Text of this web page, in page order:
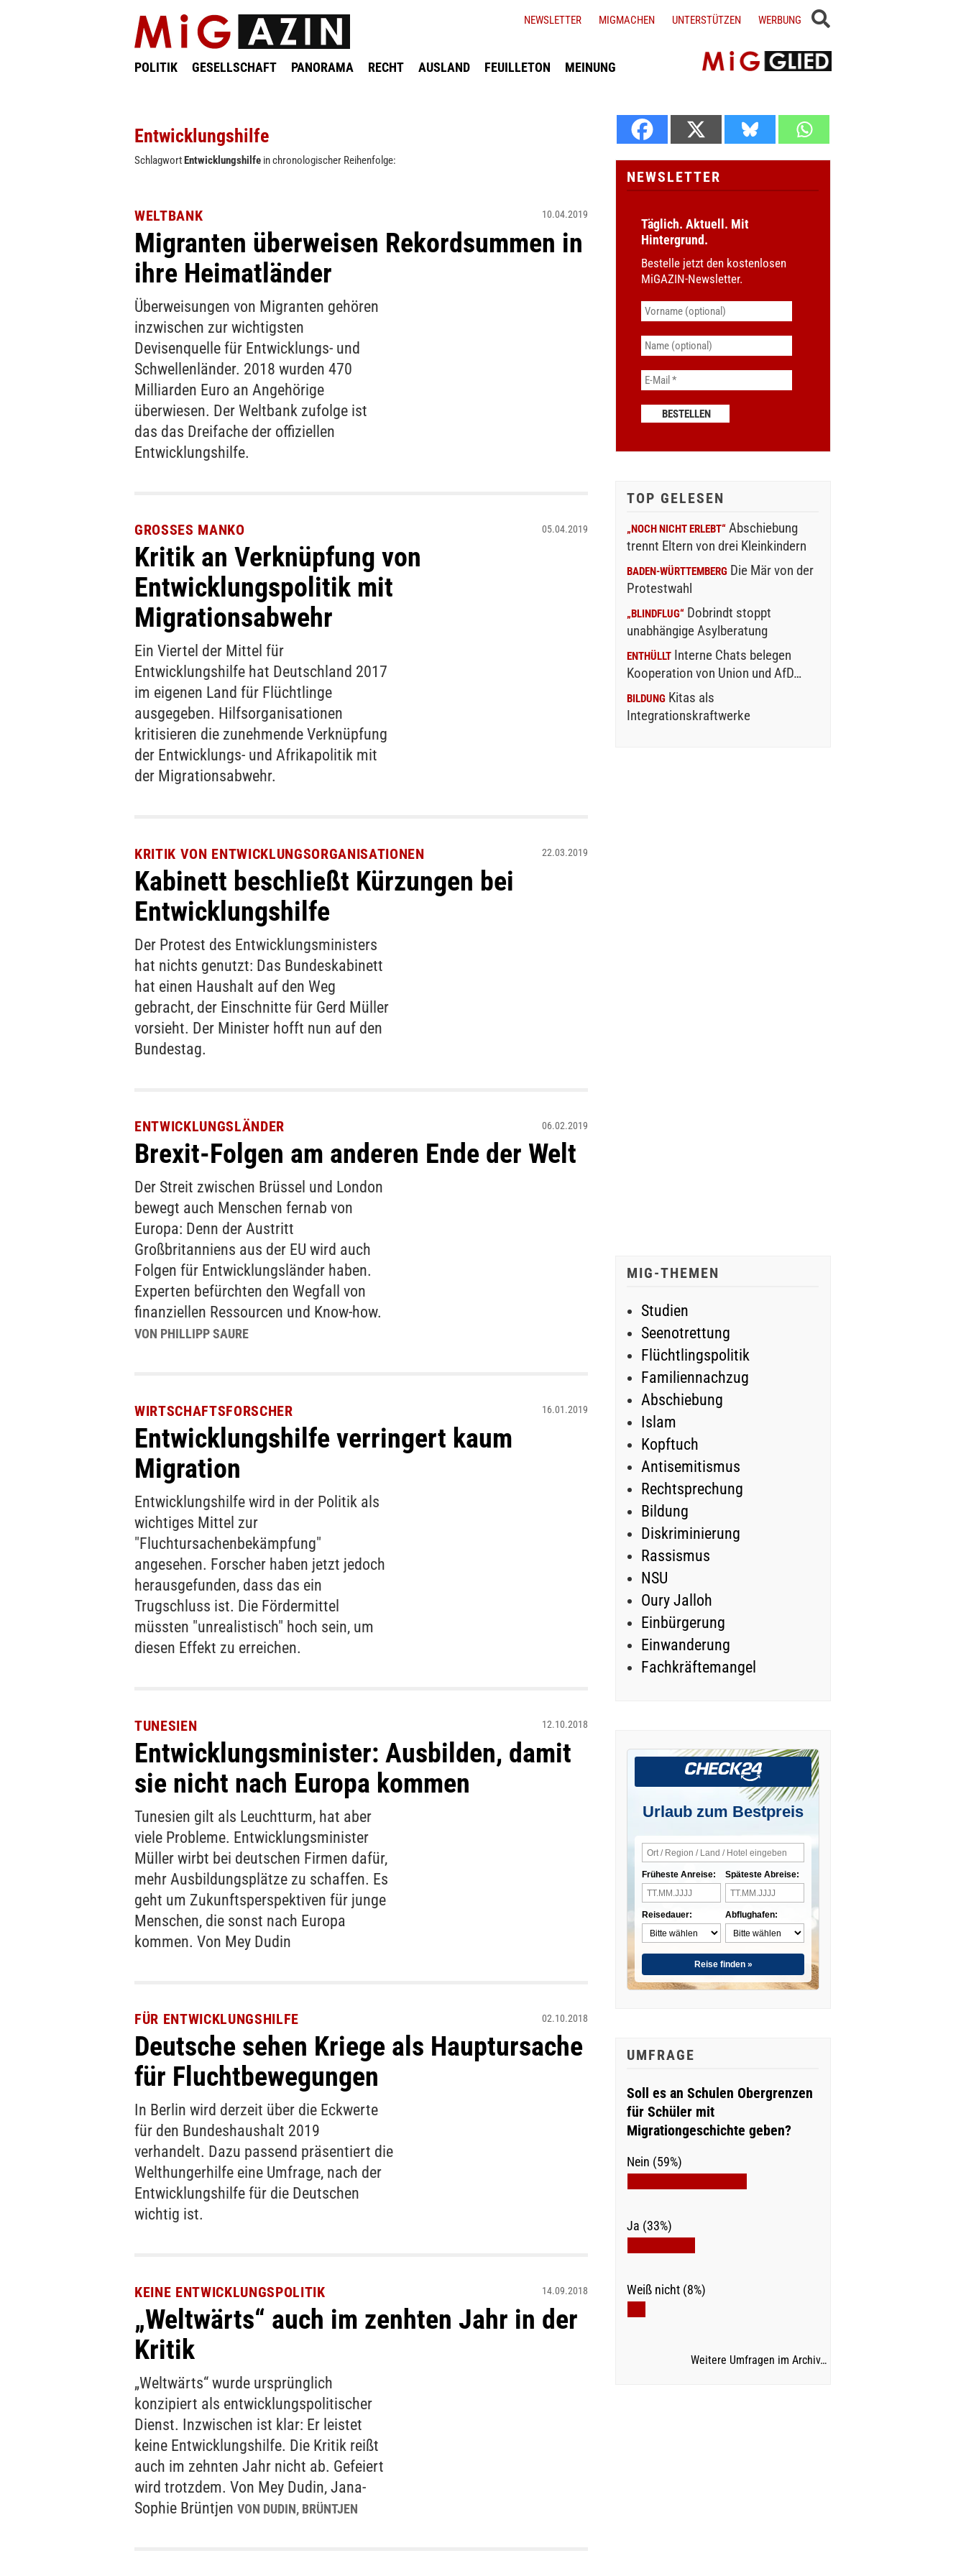
POLITIK GESELLSCHAFT PANORAMA RECHT AUSLAND FEUILLETON MEINUNG
NEWSLETTER MIGMACHEN UNTERSTÜTZEN WERBUNG
Entwicklungshilfe
SchlagwortEntwicklungshilfe in chronologischer Reihenfolge:
WELTBANK
Migranten überweisen Rekordsummen in
ihre Heimatländer
10.04.2019
Überweisungen von Migranten gehören
inzwischen zur wichtigsten
Devisenquelle für Entwicklungs- und
Schwellenländer. 2018 wurden 470
Milliarden Euro an Angehörige
überwiesen. Der Weltbank zufolge ist
das das Dreifache der offiziellen
Entwicklungshilfe.
GROSSES MANKO
Kritik an Verknüpfung von
Entwicklungspolitik mit
Migrationsabwehr
05.04.2019
Ein Viertel der Mittel für
Entwicklungshilfe hat Deutschland 2017
im eigenen Land für Flüchtlinge
ausgegeben. Hilfsorganisationen
kritisieren die zunehmende Verknüpfung
der Entwicklungs- und Afrikapolitik mit
der Migrationsabwehr.
KRITIK VON ENTWICKLUNGSORGANISATIONEN
Kabinett beschließt Kürzungen bei
Entwicklungshilfe
22.03.2019
Der Protest des Entwicklungsministers
hat nichts genutzt: Das Bundeskabinett
hat einen Haushalt auf den Weg
gebracht, der Einschnitte für Gerd Müller
vorsieht. Der Minister hofft nun auf den
Bundestag.
ENTWICKLUNGSLÄNDER
Brexit-Folgen am anderen Ende der Welt
06.02.2019
Der Streit zwischen Brüssel und London
bewegt auch Menschen fernab von
Europa: Denn der Austritt
Großbritanniens aus der EU wird auch
Folgen für Entwicklungsländer haben.
Experten befürchten den Wegfall von
finanziellen Ressourcen und Know-how.
VON PHILLIPP SAURE
WIRTSCHAFTSFORSCHER
Entwicklungshilfe verringert kaum
Migration
16.01.2019
Entwicklungshilfe wird in der Politik als
wichtiges Mittel zur
"Fluchtursachenbekämpfung"
angesehen. Forscher haben jetzt jedoch
herausgefunden, dass das ein
Trugschluss ist. Die Fördermittel
müssten "unrealistisch" hoch sein, um
diesen Effekt zu erreichen.
TUNESIEN
Entwicklungsminister: Ausbilden, damit
sie nicht nach Europa kommen
12.10.2018
Tunesien gilt als Leuchtturm, hat aber
viele Probleme. Entwicklungsminister
Müller wirbt bei deutschen Firmen dafür,
mehr Ausbildungsplätze zu schaffen. Es
geht um Zukunftsperspektiven für junge
Menschen, die sonst nach Europa
kommen. Von Mey Dudin
FÜR ENTWICKLUNGSHILFE
Deutsche sehen Kriege als Hauptursache
für Fluchtbewegungen
02.10.2018
In Berlin wird derzeit über die Eckwerte
für den Bundeshaushalt 2019
verhandelt. Dazu passend präsentiert die
Welthungerhilfe eine Umfrage, nach der
Entwicklungshilfe für die Deutschen
wichtig ist.
KEINE ENTWICKLUNGSPOLITIK
„Weltwärts“ auch im zenhten Jahr in der
Kritik
14.09.2018
„Weltwärts“ wurde ursprünglich
konzipiert als entwicklungspolitischer
Dienst. Inzwischen ist klar: Er leistet
keine Entwicklungshilfe. Die Kritik reißt
auch im zehnten Jahr nicht ab. Gefeiert
wird trotzdem. Von Mey Dudin, Jana-
Sophie Brüntjen VON DUDIN, BRÜNTJEN
NEWSLETTER
Täglich. Aktuell. Mit
Hintergrund.
Bestelle jetzt den kostenlosen
MiGAZIN-Newsletter.
TOP GELESEN
„NOCH NICHT ERLEBT“ Abschiebung
trennt Eltern von drei Kleinkindern
BADEN-WÜRTTEMBERG Die Mär von der
Protestwahl
„BLINDFLUG“ Dobrindt stoppt
unabhängige Asylberatung
ENTHÜLLT Interne Chats belegen
Kooperation von Union und AfD…
BILDUNG Kitas als
Integrationskraftwerke
MIG-THEMEN
Studien
Seenotrettung
Flüchtlingspolitik
Familiennachzug
Abschiebung
Islam
Kopftuch
Antisemitismus
Rechtsprechung
Bildung
Diskriminierung
Rassismus
NSU
Oury Jalloh
Einbürgerung
Einwanderung
Fachkräftemangel
Urlaub zum Bestpreis
Früheste Anreise:
Reisedauer:
Späteste Abreise:
Abflughafen:
Reise finden »
UMFRAGE
Soll es an Schulen Obergrenzen
für Schüler mit
Migrationgeschichte geben?
Nein (59%)
Ja (33%)
Weiß nicht (8%)
Weitere Umfragen im Archiv…